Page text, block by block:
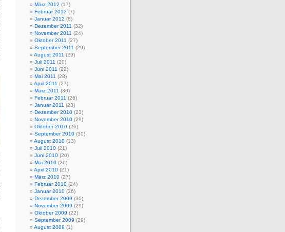
März 2012 (17)
Februar 2012 (7)
Januar 2012 (8)
Dezember 2011 (32)
November 2011 (24)
Oktober 2011 (27)
September 2011 (29)
August 2011 (29)
Juli 2011 (20)
Juni 2011 (22)
Mai 2011 (28)
April 2011 (27)
März 2011 (30)
Februar 2011 (26)
Januar 2011 (23)
Dezember 2010 (23)
November 2010 (29)
Oktober 2010 (26)
September 2010 (30)
August 2010 (13)
Juli 2010 (21)
Juni 2010 (20)
Mai 2010 (26)
April 2010 (21)
März 2010 (27)
Februar 2010 (24)
Januar 2010 (26)
Dezember 2009 (30)
November 2009 (29)
Oktober 2009 (22)
September 2009 (29)
August 2009 (1)